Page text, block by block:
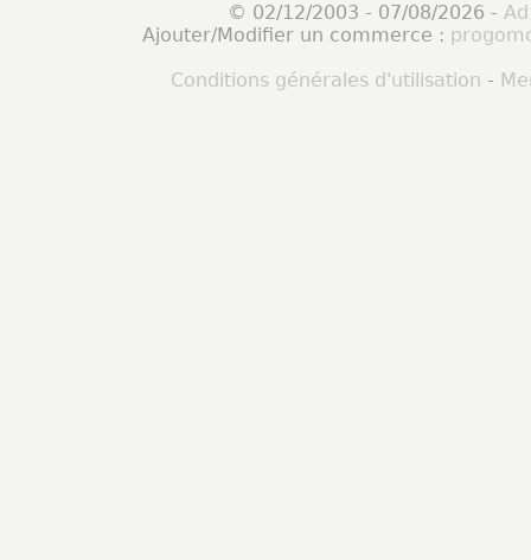
© 02/12/2003 - 07/08/2026 -
Ajouter/Modifier un commerce :
Conditions générales d'utilisation -